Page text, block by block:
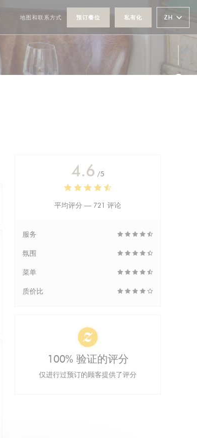
((在新窗口中打开))
地图和联系方式 预订餐位 私有化 ZH
4.6 /5
平均评分 — 721 评论
服务
氛围
菜单
质价比
100% 验证的评分
仅进行过预订的顾客提供了评分